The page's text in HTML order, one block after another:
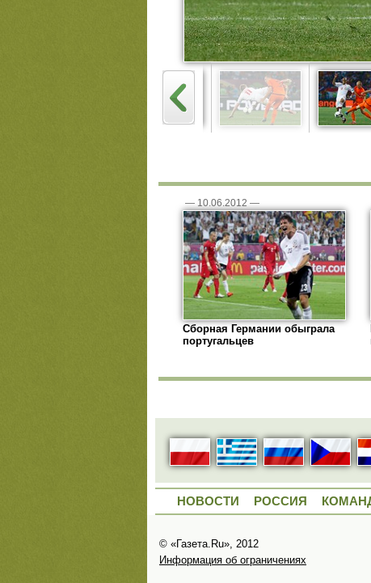
— 10.06.2012 —
Сборная Германии обыграла
португальцев
НОВОСТИ РОССИЯ
© «Газета.Ru», 2012
Информация об ограничениях